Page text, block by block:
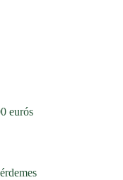
eurós